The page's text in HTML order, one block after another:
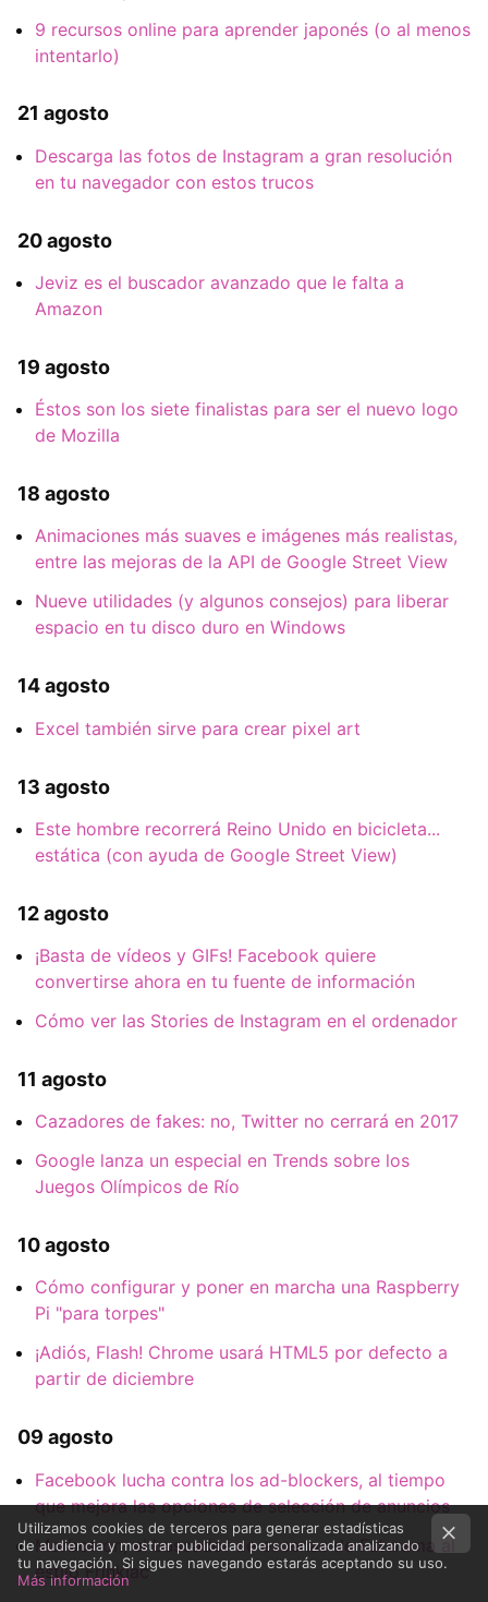
9 recursos online para aprender japonés (o al menos
intentarlo)
21 agosto
Descarga las fotos de Instagram a gran resolución
en tu navegador con estos trucos
20 agosto
Jeviz es el buscador avanzado que le falta a
Amazon
19 agosto
Éstos son los siete finalistas para ser el nuevo logo
de Mozilla
18 agosto
Animaciones más suaves e imágenes más realistas,
entre las mejoras de la API de Google Street View
Nueve utilidades (y algunos consejos) para liberar
espacio en tu disco duro en Windows
14 agosto
Excel también sirve para crear pixel art
13 agosto
Este hombre recorrerá Reino Unido en bicicleta...
estática (con ayuda de Google Street View)
12 agosto
¡Basta de vídeos y GIFs! Facebook quiere
convertirse ahora en tu fuente de información
Cómo ver las Stories de Instagram en el ordenador
11 agosto
Cazadores de fakes: no, Twitter no cerrará en 2017
Google lanza un especial en Trends sobre los
Juegos Olímpicos de Río
10 agosto
Cómo configurar y poner en marcha una Raspberry
Pi "para torpes"
¡Adiós, Flash! Chrome usará HTML5 por defecto a
partir de diciembre
09 agosto
Facebook lucha contra los ad-blockers, al tiempo
que mejora las opciones de selección de anuncios
Morbotron, el buscador de escenas de Futurama al
estilo Frinkiac
Utilizamos cookies de terceros para generar estadísticas
de audiencia y mostrar publicidad personalizada analizando
tu navegación. Si sigues navegando estarás aceptando su uso.
Más información